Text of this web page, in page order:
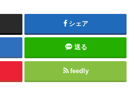
シェア
送る
feedly